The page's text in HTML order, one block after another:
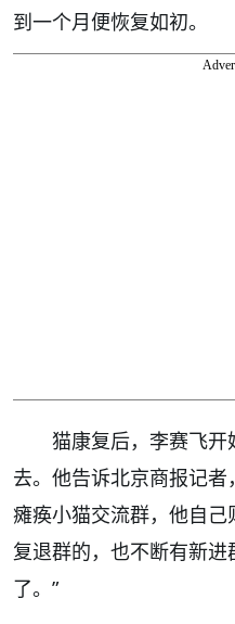
到一个月便恢复如初。
猫康复后，李赛飞
去。他告诉北京商报记
瘫痪小猫交流群，他自己
复退群的，也不断有新
了。”